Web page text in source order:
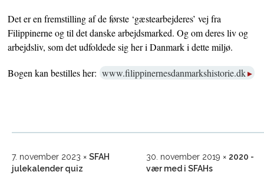
Det er en fremstilling af de første ‘gæstearbejderes’ vej fra
Filippinerne og til det danske arbejdsmarked. Og om deres liv og
arbejdsliv, som det udfoldede sig her i Danmark i dette miljø.
Bogen kan bestilles her: www.filippinernesdanmarkshistorie.dk
7. november 2023
SFAH
julekalender quiz
30. november 2019
2020 -
vær med i SFAHs